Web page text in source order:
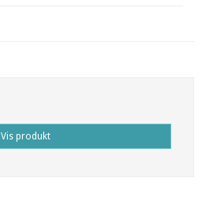
Vis produkt